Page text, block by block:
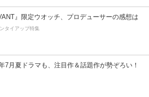
』限定ウオッチ、プロデューサーの感想は
タイアップ特集
7月夏ドラマも、注目作＆話題作が勢ぞろい！